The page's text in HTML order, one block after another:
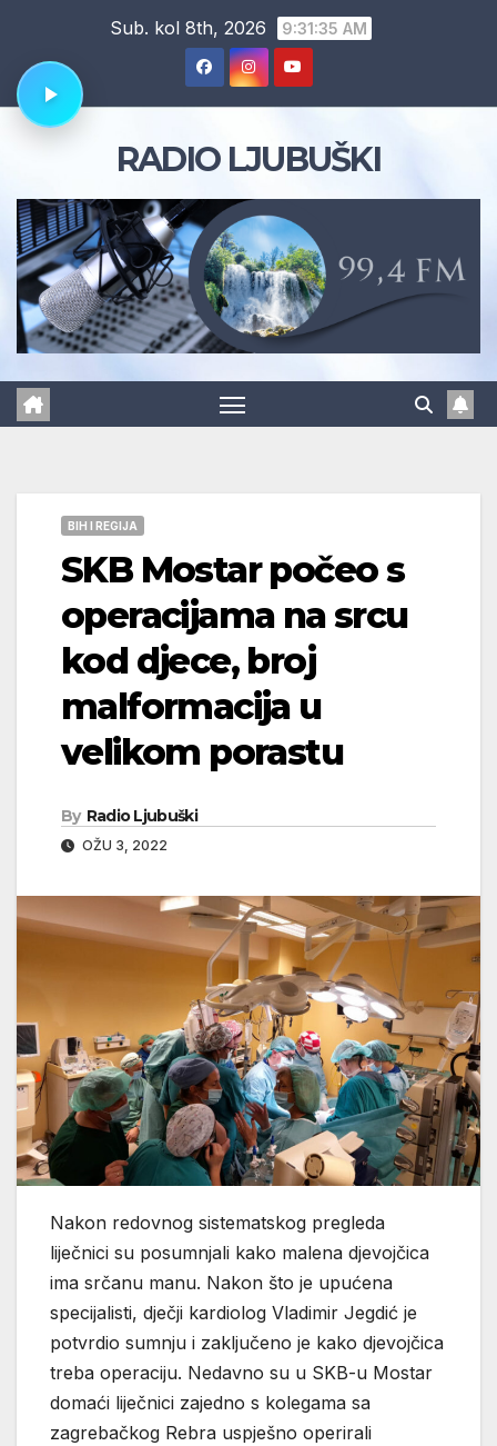
content
Sub. kol 8th, 2026 9:31:36 AM
RADIO LJUBUŠKI
BIH I REGIJA
SKB Mostar počeo s
operacijama na srcu
kod djece, broj
malformacija u
velikom porastu
By Radio Ljubuški
OŽU 3, 2022
Nakon redovnog sistematskog pregleda
liječnici su posumnjali kako malena djevojčica
ima srčanu manu. Nakon što je upućena
specijalisti, dječji kardiolog Vladimir Jegdić je
potvrdio sumnju i zaključeno je kako djevojčica
treba operaciju. Nedavno su u SKB-u Mostar
domaći liječnici zajedno s kolegama sa
zagrebačkog Rebra uspješno operirali